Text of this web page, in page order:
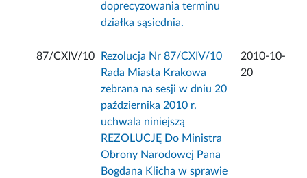
doprecyzowania terminu
działka sąsiednia.
87/CXIV/10
Rezolucja Nr 87/CXIV/10
Rada Miasta Krakowa
zebrana na sesji w dniu 20
października 2010 r.
uchwala niniejszą
REZOLUCJĘ Do Ministra
Obrony Narodowej Pana
Bogdana Klicha w sprawie
2010-10-
20